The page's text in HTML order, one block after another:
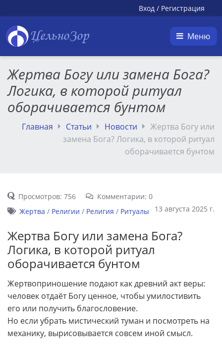
Вход / Регистрация
ЦельноЗор Меню
Жертва Богу или замена Бога?
Логика, в которой ритуал
оборачивается бунтом
Главная Статьи Новости
Жертва Богу или
замена Бога? Логика, в которой ритуал
оборачивается бунтом
Просмотров: 756
Комментарии: 0
13 августа 2025 г.
Жертва / Религии / Религия / Ритуалы
Жертва Богу или замена Бога?
Логика, в которой ритуал
оборачивается бунтом
Жертвоприношение подают как древний акт веры:
человек отдаёт Богу ценное, чтобы умилостивить
его или получить благословение.
Но если убрать мистический туман и посмотреть на
механику, вырисовывается совсем иной смысл.